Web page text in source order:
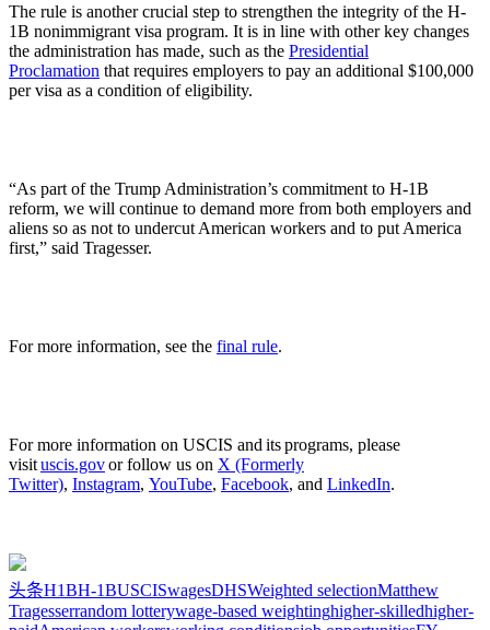
The rule is another crucial step to strengthen the integrity of the H-
1B nonimmigrant visa program. It is in line with other key changes
the administration has made, such as the Presidential
Proclamation that requires employers to pay an additional $100,000
per visa as a condition of eligibility.
“As part of the Trump Administration’s commitment to H-1B
reform, we will continue to demand more from both employers and
aliens so as not to undercut American workers and to put America
first,” said Tragesser.
For more information, see the final rule.
For more information on USCIS and its programs, please
visituscis.govor follow us on X (Formerly
Twitter), Instagram, YouTube, Facebook, and LinkedIn.
头条H1BH-1BUSCISwagesDHSWeighted selectionMatthew
Tragesserrandom lotterywage-based weightinghigher-skilledhigher-